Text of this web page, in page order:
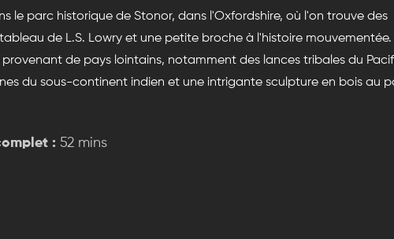
le parc historique de Stonor, dans l'Oxfordshire, où l'on trouve des
de L.S. Lowry et une petite broche à l'histoire mouvementée.
de pays lointains, notamment des lances tribales du
du sous-continent indien et une intrigante sculpture en bois au
: 52 mins